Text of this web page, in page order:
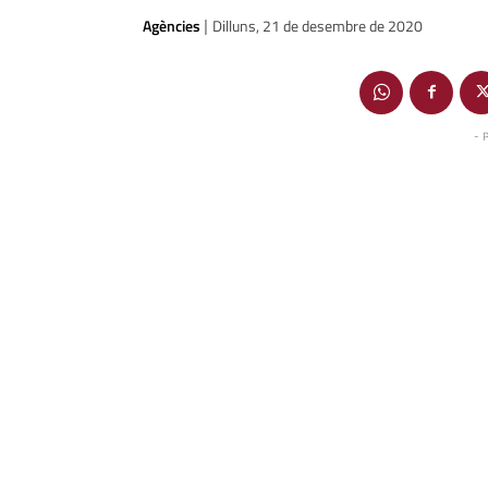
Agències | Dilluns, 21 de desembre de 2020
-